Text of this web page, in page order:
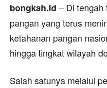
bongkah.id – Di tengah
pangan yang terus
ketahanan pangan
hingga tingkat wilayah
Salah satunya melalui